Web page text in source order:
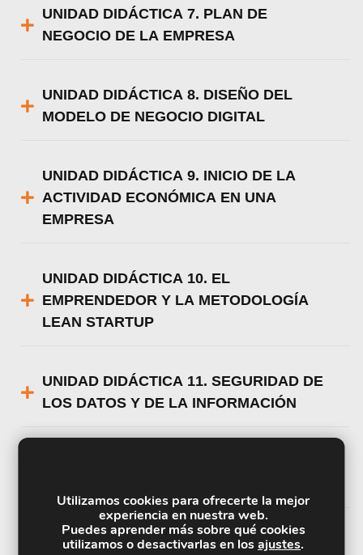
UNIDAD DIDÁCTICA 7. PLAN DE
NEGOCIO DE LA EMPRESA
UNIDAD DIDÁCTICA 8. DISEÑO DEL
MODELO DE NEGOCIO DIGITAL
UNIDAD DIDÁCTICA 9. INICIO DE LA
ACTIVIDAD ECONÓMICA EN UNA
EMPRESA
UNIDAD DIDÁCTICA 10. EL
EMPRENDEDOR Y LA METODOLOGÍA
LEAN STARTUP
UNIDAD DIDÁCTICA 11. SEGURIDAD DE
LOS DATOS Y DE LA INFORMACIÓN
Utilizamos cookies para ofrecerte la mejor
experiencia en nuestra web.
Puedes aprender más sobre qué cookies
utilizamos o desactivarlas en losajustes.